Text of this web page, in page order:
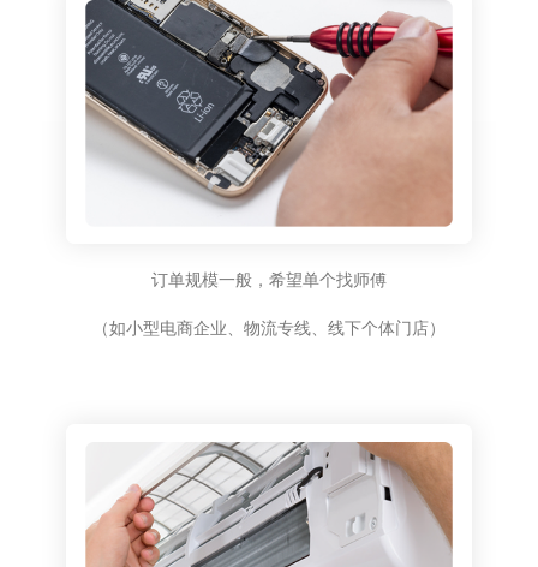
订单规模一般，希望单个找师傅
（如小型电商企业、物流专线、线下个体门店）